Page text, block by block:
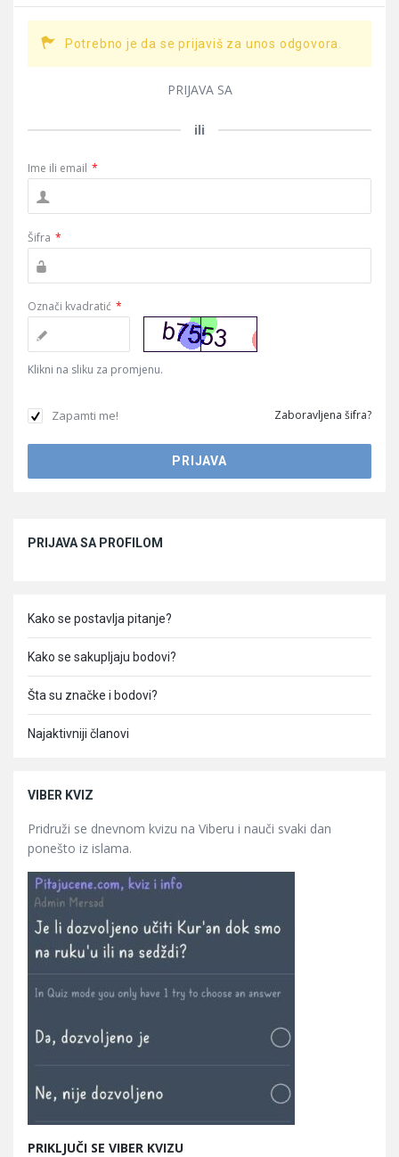
Potrebno je da se prijaviš za unos odgovora.
PRIJAVA SA
ili
Ime ili email *
Šifra *
Označi kvadratić *
Klikni na sliku za promjenu.
Zapamti me! Zaboravljena šifra?
PRIJAVA SA PROFILOM
Kako se postavlja pitanje?
Kako se sakupljaju bodovi?
Šta su značke i bodovi?
Najaktivniji članovi
VIBER KVIZ
Pridruži se dnevnom kvizu na Viberu i nauči svaki dan
ponešto iz islama.
PRIKLJUČI SE VIBER KVIZU